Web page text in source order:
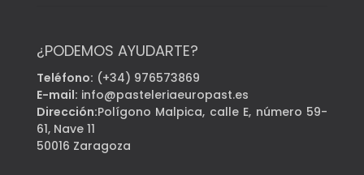
¿PODEMOS AYUDARTE?
Teléfono: (+34) 976573869
E-mail: info@pasteleriaeuropast.es
Dirección:Polígono Malpica, calle E, número 59-
61, Nave 11
50016 Zaragoza